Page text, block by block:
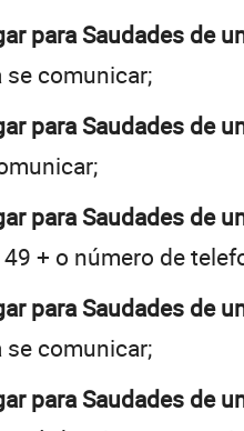
para Saudades de
se comunicar;
para Saudades de
para Saudades de
+ o número de
para Saudades de
se comunicar;
para Saudades de